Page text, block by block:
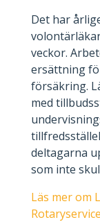
Det har
veckor.
ersättning
försäkring.
med
deltagarna
som inte
Läs mer om